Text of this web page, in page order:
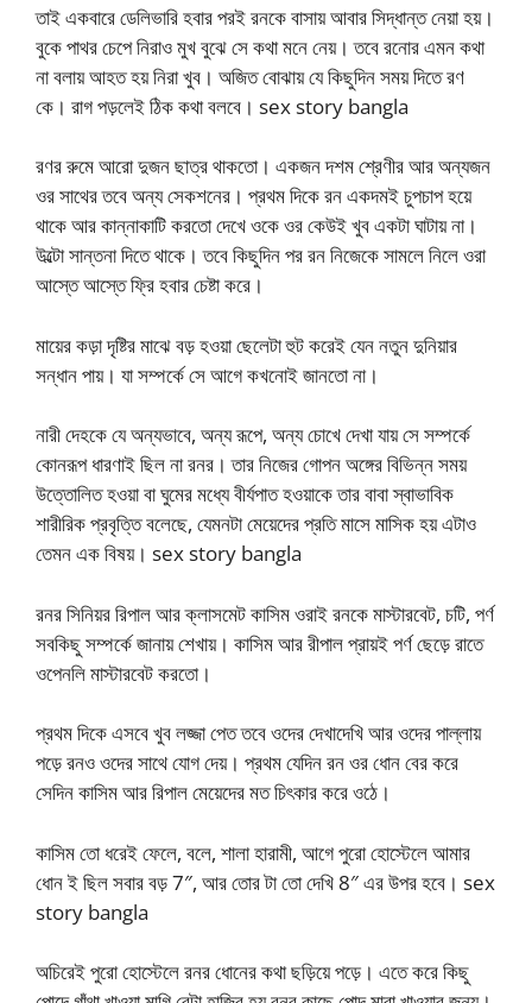
তাই একবারে ডেলিভারি হবার পরই রনকে বাসায় আবার সিদ্ধান্ত নেয়া হয়।
বুকে পাথর চেপে নিরাও মুখ বুঝে সে কথা মনে নেয়। তবে রনোর এমন কথা
না বলায় আহত হয় নিরা খুব। অজিত বোঝায় যে কিছুদিন সময় দিতে রণ
কে। রাগ পড়লেই ঠিক কথা বলবে। sex story bangla
রণর রুমে আরো দুজন ছাত্র থাকতো। একজন দশম শ্রেণীর আর অন্যজন
ওর সাথের তবে অন্য সেকশনের। প্রথম দিকে রন একদমই চুপচাপ হয়ে
থাকে আর কান্নাকাটি করতো দেখে ওকে ওর কেউই খুব একটা ঘাটায় না।
উল্টো সান্তনা দিতে থাকে। তবে কিছুদিন পর রন নিজেকে সামলে নিলে ওরা
আস্তে আস্তে ফ্রি হবার চেষ্টা করে।
মায়ের কড়া দৃষ্টির মাঝে বড় হওয়া ছেলেটা হুট করেই যেন নতুন দুনিয়ার
সন্ধান পায়। যা সম্পর্কে সে আগে কখনোই জানতো না।
নারী দেহকে যে অন্যভাবে, অন্য রূপে, অন্য চোখে দেখা যায় সে সম্পর্কে
কোনরূপ ধারণাই ছিল না রনর। তার নিজের গোপন অঙ্গের বিভিন্ন সময়
উত্তোলিত হওয়া বা ঘুমের মধ্যে বীর্যপাত হওয়াকে তার বাবা স্বাভাবিক
শারীরিক প্রবৃত্তি বলেছে, যেমনটা মেয়েদের প্রতি মাসে মাসিক হয় এটাও
তেমন এক বিষয়। sex story bangla
রনর সিনিয়র রিপাল আর ক্লাসমেট কাসিম ওরাই রনকে মাস্টারবেট, চটি, পর্ণ
সবকিছু সম্পর্কে জানায় শেখায়। কাসিম আর রীপাল প্রায়ই পর্ণ ছেড়ে রাতে
ওপেনলি মাস্টারবেট করতো।
প্রথম দিকে এসবে খুব লজ্জা পেত তবে ওদের দেখাদেখি আর ওদের পাল্লায়
পড়ে রনও ওদের সাথে যোগ দেয়। প্রথম যেদিন রন ওর ধোন বের করে
সেদিন কাসিম আর রিপাল মেয়েদের মত চিৎকার করে ওঠে।
কাসিম তো ধরেই ফেলে, বলে, শালা হারামী, আগে পুরো হোস্টেলে আমার
ধোন ই ছিল সবার বড় 7″, আর তোর টা তো দেখি 8″ এর উপর হবে। sex
story bangla
অচিরেই পুরো হোস্টেলে রনর ধোনের কথা ছড়িয়ে পড়ে। এতে করে কিছু